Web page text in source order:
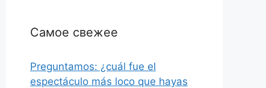
Самое свежее
Preguntamos: ¿cuál fue el
espectáculo más loco que hayas